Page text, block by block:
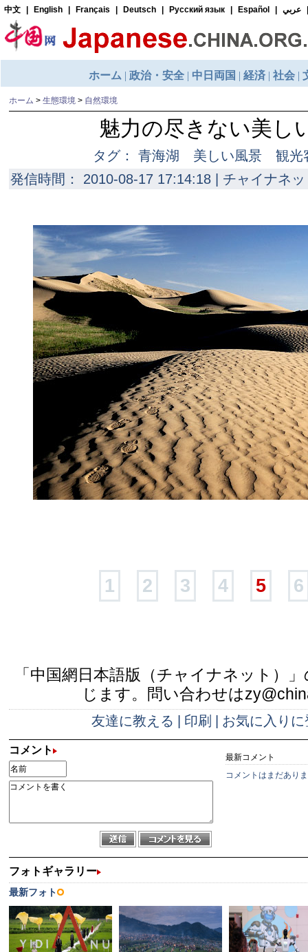
ホーム > 生態環境 > 自然環境
魅力の尽きない美し
タグ： 青海湖 美しい風景 観光
発信時間： 2010-08-17 17:14:18 | チャイナネ
1 2 3 4 5 6
「中国網日本語版（チャイナネット）
じます。問い合わせは
友達に教える 印刷 お気に入りに
コメント
最新コメント
コメントはまだあり